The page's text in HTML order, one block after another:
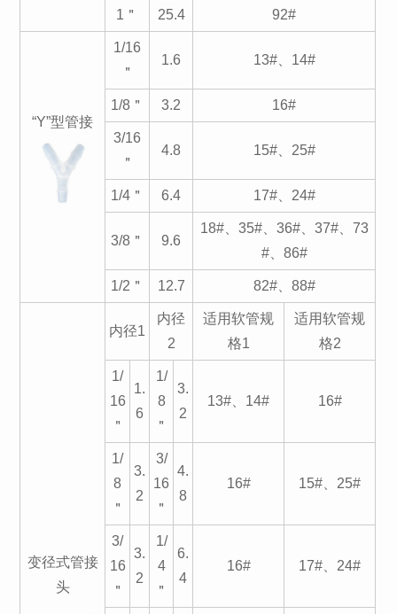
1＂ 25.4 92#
“Y”型管接
1/16
＂
1.6 13#、14#
1/8＂ 3.2 16#
3/16
＂
4.8 15#、25#
1/4＂ 6.4 17#、24#
3/8＂ 9.6
18#、35#、36#、37#、73
#、86#
1/2＂ 12.7 82#、88#
变径式管接
头
内径1
内径
2
适用软管规
格1
适用软管规
格2
1/
16
＂
1.
6
1/
8
＂
3.
2
13#、14# 16#
1/
8
＂
3.
2
3/
16
＂
4.
8
16# 15#、25#
3/
16
＂
3.
2
1/
4
＂
6.
4
16# 17#、24#